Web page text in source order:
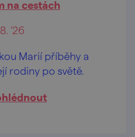
na cestách
'26
Marií příběhy a
rodiny po světě.